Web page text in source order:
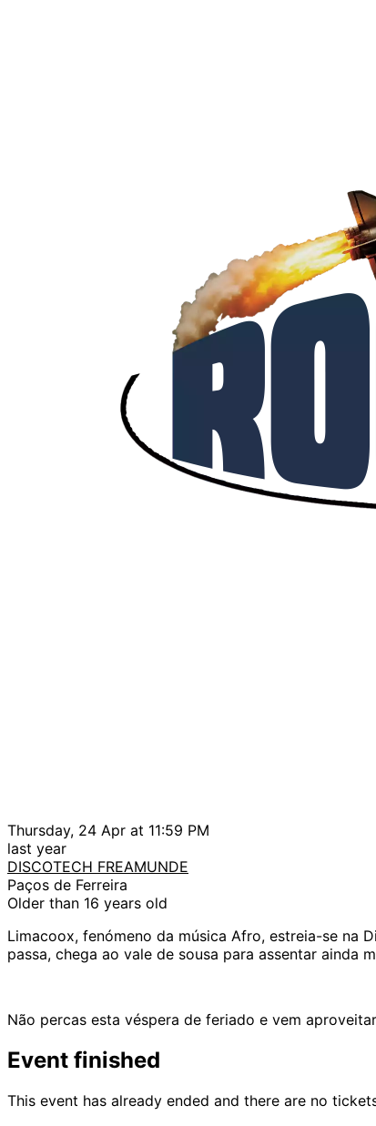
Thursday, 24 Apr at 11:59 PM
last year
DISCOTECH FREAMUNDE
Paços de Ferreira
Older than 16 years old
Limacoox, fenómeno da música Afro, estreia-se na
passa, chega ao vale de sousa para assentar ainda
Não percas esta véspera de feriado e vem
Event finished
This event has already ended and there are no